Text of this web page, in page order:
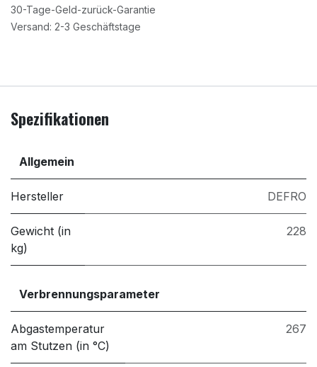
30-Tage-Geld-zurück-Garantie
Versand: 2-3 Geschäftstage
Spezifikationen
Allgemein
Hersteller DEFRO
Gewicht (in
kg)
228
Verbrennungsparameter
Abgastemperatur
am Stutzen (in °C)
267